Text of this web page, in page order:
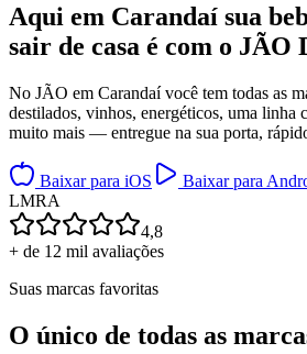
Aqui em Carandaí sua
sair de casa é com o JÃO
No JÃO em Carandaí você tem todas as
destilados, vinhos, energéticos, uma linha
muito mais — entregue na sua porta,
Baixar para iOS
Baixar para
LMRA
4,8
+ de 12 mil avaliações
Suas marcas favoritas
O único de todas as